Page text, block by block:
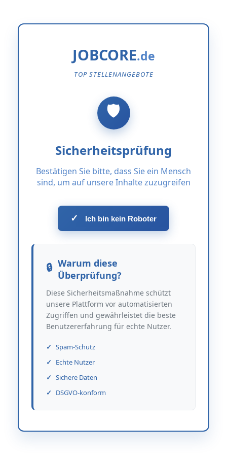
JOBCORE
TOP STELLENANGEBOTE
Sicherheitsprüfung
Bestätigen Sie bitte, dass Sie ein Mensch
sind, um auf unsere Inhalte zuzugreifen
✓ Ich bin kein Roboter
Warum diese
Überprüfung?
Diese Sicherheitsmaßnahme schützt
unsere Plattform vor automatisierten
Zugriffen und gewährleistet die beste
Benutzererfahrung für echte Nutzer.
Spam-Schutz
Echte Nutzer
Sichere Daten
DSGVO-konform